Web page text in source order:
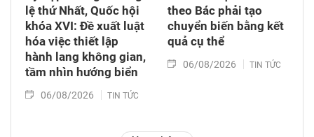
lệ thứ Nhất, Quốc hội
khóa XVI: Đề xuất luật
hóa việc thiết lập
hành lang không gian,
tầm nhìn hướng biển
06/08/2026 TIN TỨC
theo Bác phải tạo
chuyển biến bằng kết
quả cụ thể
06/08/2026 TIN TỨC